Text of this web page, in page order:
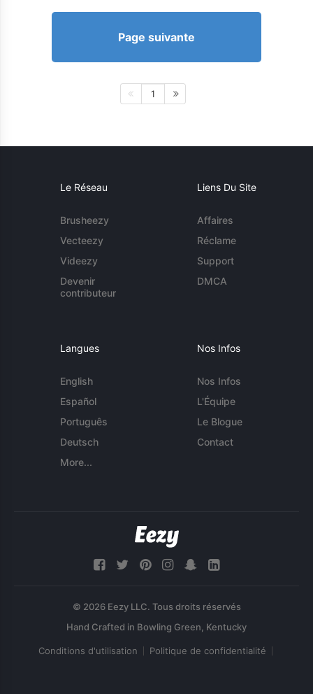
Page suivante
1
Le Réseau
Brusheezy
Vecteezy
Videezy
Devenir
contributeur
Liens Du Site
Affaires
Réclame
Support
DMCA
Langues
English
Español
Português
Deutsch
More...
Nos Infos
Nos Infos
L'Équipe
Le Blogue
Contact
© 2026 Eezy LLC. Tous droits réservés
Conditions d'utilisation Politique de confidentialité